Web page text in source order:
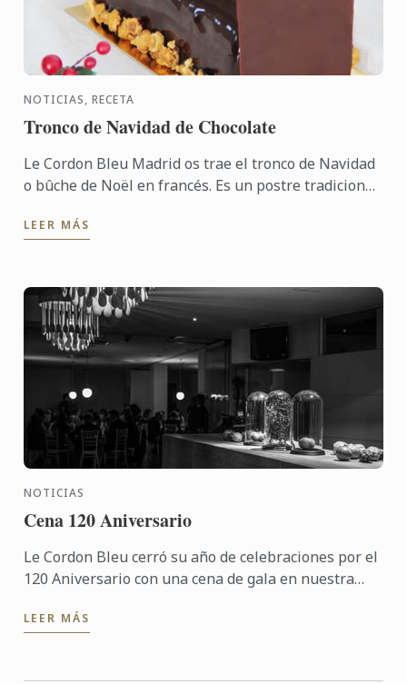
NOTICIAS, RECETA
Tronco de Navidad de Chocolate
Le Cordon Bleu Madrid os trae el tronco de Navidad
o bûche de Noël en francés. Es un postre tradicional
países ...
LEER MÁS
NOTICIAS
Cena 120 Aniversario
Le Cordon Bleu cerró su año de celebraciones por el
120 Aniversario con una cena de gala en nuestra
André J. ...
LEER MÁS